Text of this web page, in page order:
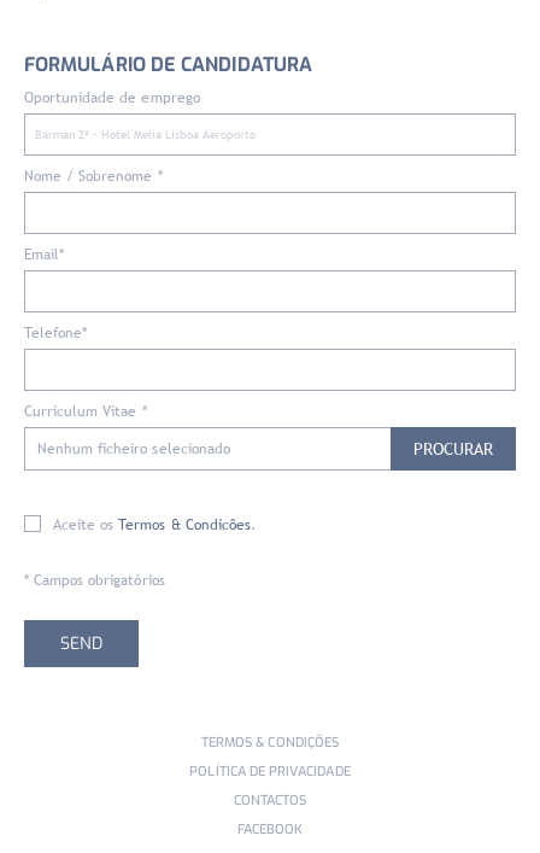
FORMULÁRIO DE CANDIDATURA
Oportunidade de emprego
Nome / Sobrenome *
Email*
Telefone*
Curriculum Vitae *
Nenhum ficheiro selecionado PROCURAR
Aceite osTermos & Condicões.
* Campos obrigatórios
TERMOS & CONDIÇÕES
POLÍTICA DE PRIVACIDADE
CONTACTOS
FACEBOOK